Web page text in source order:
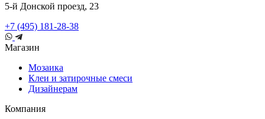
5-й Донской проезд, 23
+7 (495) 181-28-38
Магазин
Мозаика
Клеи и затирочные смеси
Дизайнерам
Компания